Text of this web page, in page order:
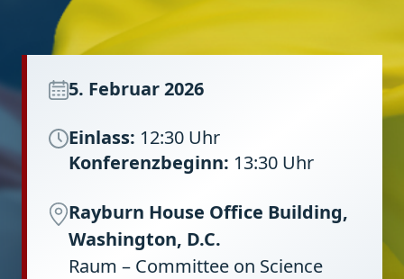
5. Februar 2026
Einlass: 12:30 Uhr
Konferenzbeginn: 13:30 Uhr
Rayburn House Office Building,
Washington, D.C.
Raum – Committee on Science